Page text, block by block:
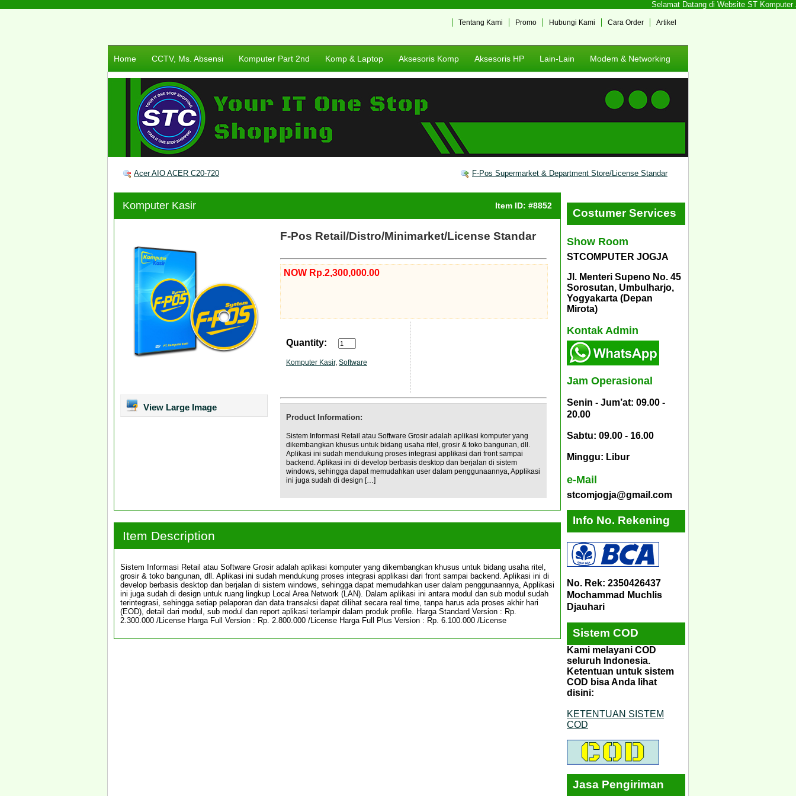
Selamat Datang di Website ST Komputer
Artikel
Cara Order
Hubungi Kami
Promo
Tentang Kami
Home CCTV, Ms. Absensi Komputer Part 2nd Komp & Laptop Aksesoris Komp Aksesoris HP Lain-Lain Modem & Networking
Acer AIO ACER C20-720 F-Pos Supermarket & Department Store/License Standar
Komputer Kasir Item ID: #8852
View Large Image
F-Pos Retail/Distro/Minimarket/License Standar
NOW Rp.2,300,000.00
Quantity:
Komputer Kasir, Software
Product Information:
Sistem Informasi Retail atau Software Grosir adalah aplikasi komputer yang
dikembangkan khusus untuk bidang usaha ritel, grosir & toko bangunan, dll.
Aplikasi ini sudah mendukung proses integrasi applikasi dari front sampai
backend. Aplikasi ini di develop berbasis desktop dan berjalan di sistem
windows, sehingga dapat memudahkan user dalam penggunaannya, Applikasi
ini juga sudah di design […]
Item Description
Sistem Informasi Retail atau Software Grosir adalah aplikasi komputer yang dikembangkan khusus untuk bidang usaha ritel,
grosir & toko bangunan, dll. Aplikasi ini sudah mendukung proses integrasi applikasi dari front sampai backend. Aplikasi ini di
develop berbasis desktop dan berjalan di sistem windows, sehingga dapat memudahkan user dalam penggunaannya, Applikasi
ini juga sudah di design untuk ruang lingkup Local Area Network (LAN). Dalam aplikasi ini antara modul dan sub modul sudah
terintegrasi, sehingga setiap pelaporan dan data transaksi dapat dilihat secara real time, tanpa harus ada proses akhir hari
(EOD), detail dari modul, sub modul dan report aplikasi terlampir dalam produk profile. Harga Standard Version : Rp.
2.300.000 /License Harga Full Version : Rp. 2.800.000 /License Harga Full Plus Version : Rp. 6.100.000 /License
Costumer Services
Show Room
STCOMPUTER JOGJA
Jl. Menteri Supeno No. 45
Sorosutan, Umbulharjo,
Yogyakarta (Depan
Mirota)
Kontak Admin
Jam Operasional
Senin - Jum’at: 09.00 -
20.00
Sabtu: 09.00 - 16.00
Minggu: Libur
e-Mail
stcomjogja@gmail.com
Info No. Rekening
No. Rek: 2350426437
Mochammad Muchlis
Djauhari
Sistem COD
Kami melayani COD
seluruh Indonesia.
Ketentuan untuk sistem
COD bisa Anda lihat
disini:
KETENTUAN SISTEM
COD
Jasa Pengiriman